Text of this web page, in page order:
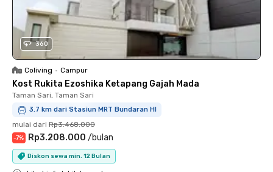
360
Coliving • Campur
Kost Rukita Ezoshika Ketapang Gajah Mada
Taman Sari, Taman Sari
3.7 km dari Stasiun MRT Bundaran HI
mulai dari Rp3.468.000
-7% Rp3.208.000 /bulan
Diskon sewa min. 12 Bulan